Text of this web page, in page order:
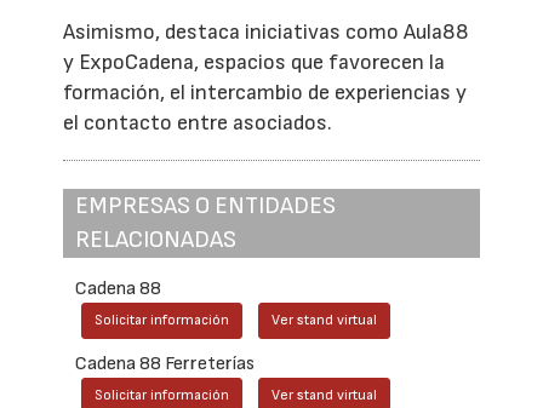
Asimismo, destaca iniciativas como Aula88
y ExpoCadena, espacios que favorecen la
formación, el intercambio de experiencias y
el contacto entre asociados.
EMPRESAS O ENTIDADES
RELACIONADAS
Cadena 88
Solicitar información Ver stand virtual
Cadena 88 Ferreterías
Solicitar información Ver stand virtual